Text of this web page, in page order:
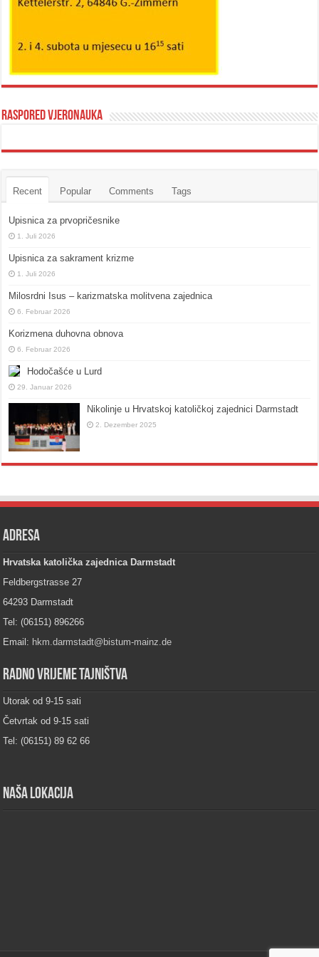
Raspored vjeronauka
Recent Popular Comments Tags
Upisnica za prvopričesnike
1. Juli 2026
Upisnica za sakrament krizme
1. Juli 2026
Milosrdni Isus – karizmatska molitvena zajednica
6. Februar 2026
Korizmena duhovna obnova
6. Februar 2026
Hodočašće u Lurd
29. Januar 2026
Nikolinje u Hrvatskoj katoličkoj zajednici Darmstadt
2. Dezember 2025
Adresa
Hrvatska katolička zajednica Darmstadt
Feldbergstrasse 27
64293 Darmstadt
Tel: (06151) 896266
Email: hkm.darmstadt@bistum-mainz.de
Radno vrijeme tajništva
Utorak od 9-15 sati
Četvrtak od 9-15 sati
Tel: (06151) 89 62 66
Naša lokacija